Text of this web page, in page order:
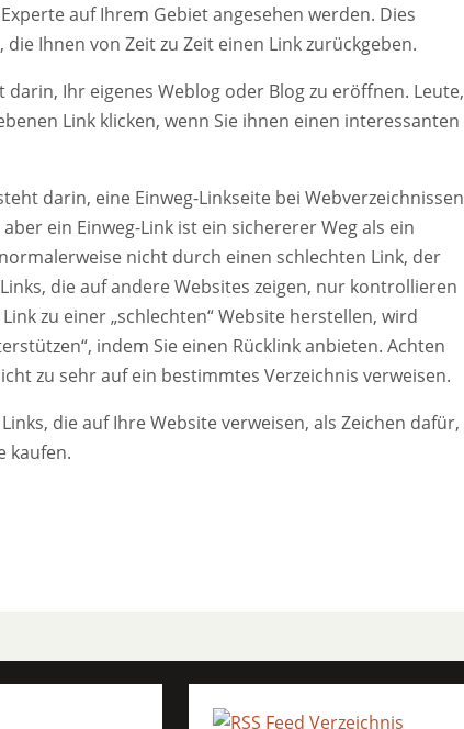
auf Ihrem Gebiet angesehen werden. Dies
Ihnen von Zeit zu Zeit einen Link zurückgeben.
Ihr eigenes Weblog oder Blog zu eröffnen. Leute,
Link klicken, wenn Sie ihnen einen interessanten
darin, eine Einweg-Linkseite bei Webverzeichnissen
ein Einweg-Link ist ein sichererer Weg als ein
nicht durch einen schlechten Link, der
die auf andere Websites zeigen, nur kontrollieren
zu einer „schlechten“ Website herstellen, wird
indem Sie einen Rücklink anbieten. Achten
zu sehr auf ein bestimmtes Verzeichnis verweisen.
die auf Ihre Website verweisen, als Zeichen dafür,
kaufen.